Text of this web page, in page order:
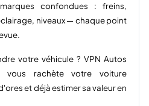
confondues : freins,
niveaux — chaque point
votre véhicule ? VPN Autos
vous rachète votre voiture
et déjà estimer sa valeur en